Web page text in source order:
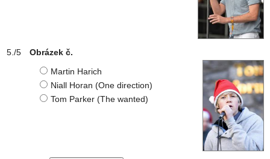
Obrázek č.
Martin Harich
Niall Horan (One direction)
Tom Parker (The wanted)